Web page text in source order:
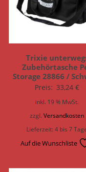
Trixie
Zubehörtasche
Storage 28866 /
Preis: 33,24€
inkl. 19 % MwSt.
zzgl.Versandkosten
Lieferzeit:4 bis 7
Auf die Wunschliste